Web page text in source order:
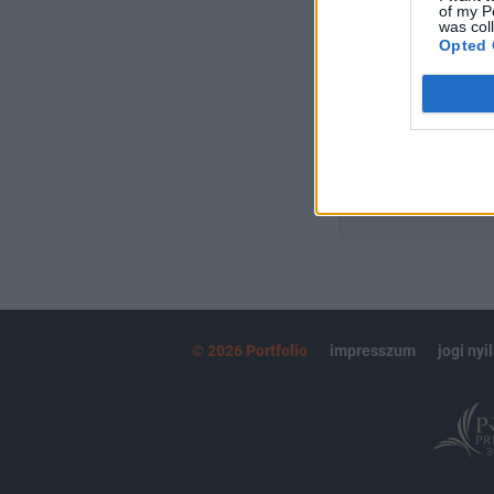
of my
was
Opted
© 2026 Portfolio impresszum jogi